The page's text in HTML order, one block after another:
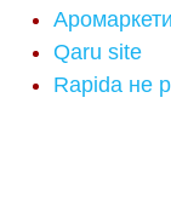
Qaru site
Rapida не